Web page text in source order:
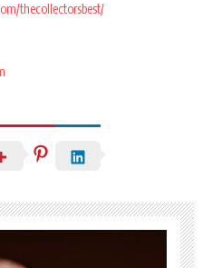
thecollectorsbest/